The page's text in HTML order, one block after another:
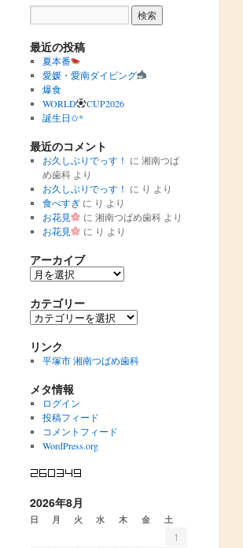
最近の投稿
夏本番
愛媛・愛南ダイビング
爆食
WORLD
CUP2026
誕生日✩︎*
最近のコメント
お久しぶりでっす！ に 湘南つば
め歯科より
お久しぶりでっす！ に り より
食べすぎに り より
お花見
に湘南つばめ歯科 より
お花見
に り より
アーカイブ
ア
カ
イ
カテゴリー
カ
ゴ
リ
リンク
平塚市 湘南つばめ歯科
メタ情報
ログイン
投稿フィード
コメントフィード
WordPress.org
2026年8月
日 月 火 水 木 金 土
1